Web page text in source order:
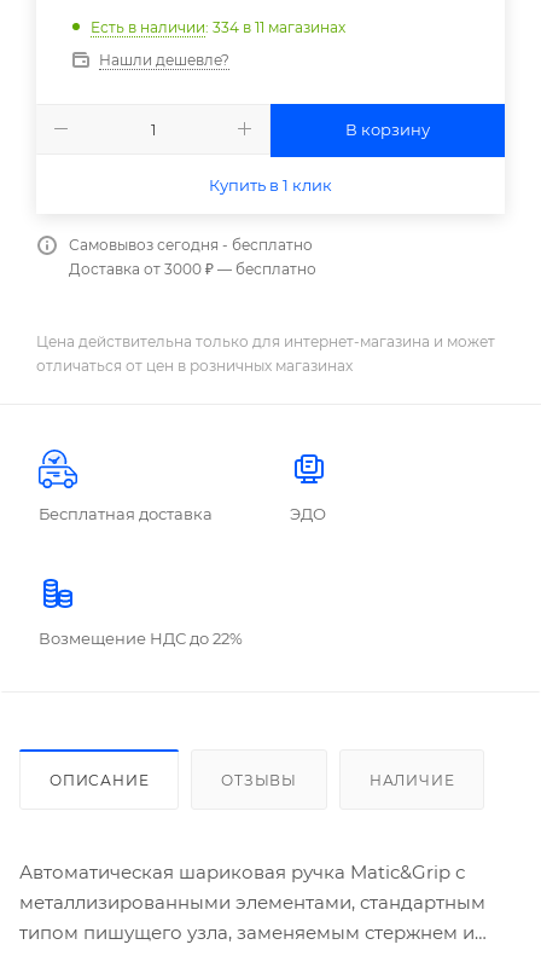
Есть в наличии: 334 в 11 магазинах
Нашли дешевле?
В корзину
Купить в 1 клик
Самовывоз сегодня - бесплатно
Доставка от 3000 ₽ — бесплатно
Цена действительна только для интернет-магазина и может
отличаться от цен в розничных магазинах
Бесплатная доставка ЭДО
Возмещение НДС до 22%
ОПИСАНИЕ ОТЗЫВЫ НАЛИЧИЕ
Автоматическая шариковая ручка Matic&Grip с
металлизированными элементами, стандартным
типом пишущего узла, заменяемым стержнем и